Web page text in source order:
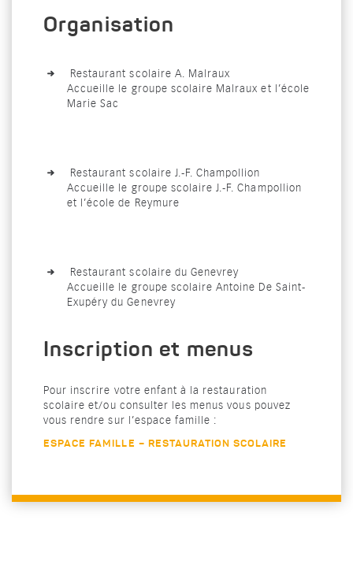
Organisation
Restaurant scolaire A. Malraux
Accueille le groupe scolaire Malraux et l’école
Marie Sac
Restaurant scolaire J.-F. Champollion
Accueille le groupe scolaire J.-F. Champollion
et l’école de Reymure
Restaurant scolaire du Genevrey
Accueille le groupe scolaire Antoine De Saint-
Exupéry du Genevrey
Inscription et menus
Pour inscrire votre enfant à la restauration
scolaire et/ou consulter les menus vous pouvez
vous rendre sur l’espace famille :
ESPACE FAMILLE – RESTAURATION SCOLAIRE